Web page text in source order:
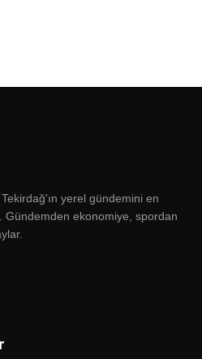
yerel gündemini en
Gündemden ekonomiye, spordan